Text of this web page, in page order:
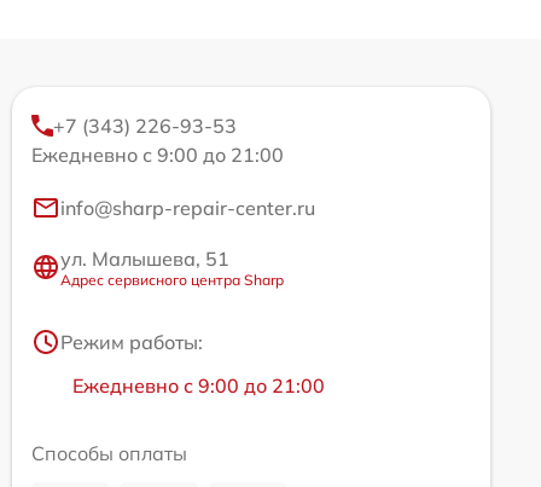
+7 (343) 226-93-53
Ежедневно с 9:00 до 21:00
info@sharp-repair-center.ru
ул. Малышева, 51
Адрес сервисного центра Sharp
Режим работы:
Ежедневно с 9:00 до 21:00
Способы оплаты